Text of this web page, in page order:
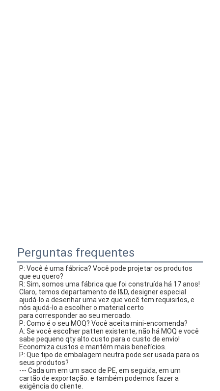
Perguntas frequentes
P: Você é uma fábrica? Você pode projetar os produtos
que eu quero?
R: Sim, somos uma fábrica que foi construída há 17 anos!
Claro, temos departamento de I&D, designer especial
ajudá-lo a desenhar uma vez que você tem requisitos, e
nós ajudá-lo a escolher o material certo
para corresponder ao seu mercado.
P: Como é o seu MOQ? Você aceita mini-encomenda?
A: Se você escolher patten existente, não há MOQ e você
sabe pequeno qty alto custo para o custo de envio!
Economiza custos e mantém mais benefícios.
P: Que tipo de embalagem neutra pode ser usada para os
seus produtos?
--- Cada um em um saco de PE, em seguida, em um
cartão de exportação. e também podemos fazer a
exigência do cliente.